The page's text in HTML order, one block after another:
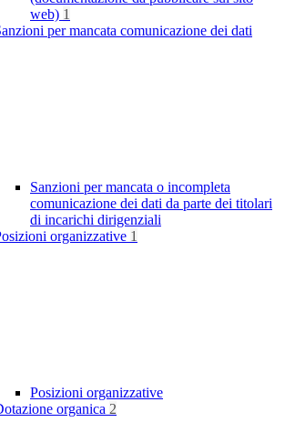
web) 1
per mancata comunicazione dei dati
Sanzioni per mancata o incompleta
comunicazione dei dati da parte dei titolari
di incarichi dirigenziali
organizzative 1
Posizioni organizzative
organica 2